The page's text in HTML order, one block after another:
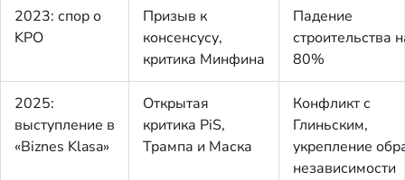
2023: спор о
KPO
Призыв к
консенсусу,
критика Минфина
Падение
строительства
80%
2025:
выступление в
«Biznes Klasa»
Открытая
критика PiS,
Трампа и Маска
Конфликт с
Глиньским,
укрепление
независимости